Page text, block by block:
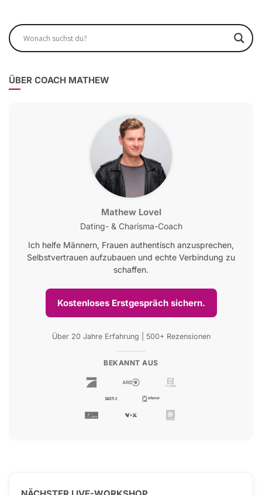
ÜBER COACH MATHEW
Mathew Lovel
Dating- & Charisma-Coach
Ich helfe Männern, Frauen authentisch anzusprechen,
Selbstvertrauen aufzubauen und echte Verbindung zu
schaffen.
Kostenloses Erstgespräch sichern.
Über 20 Jahre Erfahrung | 500+ Rezensionen
BEKANNT AUS